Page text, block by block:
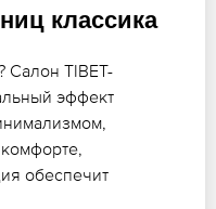
классика
Салон TIBET-
эффект
обеспечит